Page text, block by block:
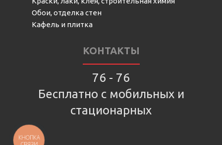
Обои, отделка стен
Кафель и плитка
КОНТАКТЫ
76 - 76
Бесплатно с мобильных и
стационарных
КНОПКА